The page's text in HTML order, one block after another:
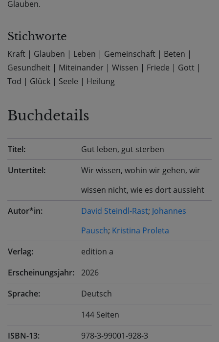
Glauben.
Stichworte
Kraft | Glauben | Leben | Gemeinschaft | Beten |
Gesundheit | Miteinander | Wissen | Friede | Gott |
Tod | Glück | Seele | Heilung
Buchdetails
Titel:
Gut leben, gut sterben
Untertitel:
Wir wissen, wohin wir gehen, wir
wissen nicht, wie es dort aussieht
Autor*in:
David Steindl-Rast; Johannes
Pausch; Kristina Proleta
Verlag:
edition a
Erscheinungsjahr:
2026
Sprache:
Deutsch
144 Seiten
ISBN-13:
978-3-99001-928-3